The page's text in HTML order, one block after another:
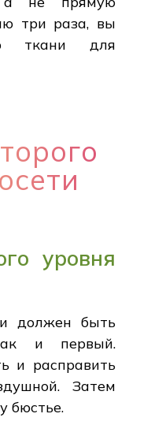
три раза, вы
ткани для
уровня
должен быть
и первый.
и расправить
Затем
бюстье.